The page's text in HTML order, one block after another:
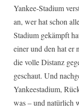
Yankee-Stadium
an, wer hat schon
Stadium gekämpft
einer und den hat er
die volle Distanz
geschaut. Und
Yankeestadium,
was – und natürlich